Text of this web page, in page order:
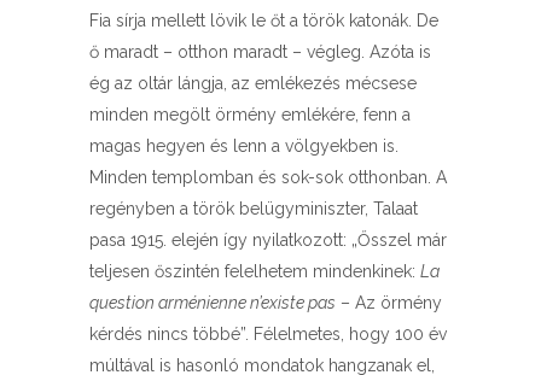
Fia sírja mellett lövik le őt a török katonák. De
ő maradt – otthon maradt – végleg. Azóta is
ég az oltár lángja, az emlékezés mécsese
minden megölt örmény emlékére, fenn a
magas hegyen és lenn a völgyekben is.
Minden templomban és sok-sok otthonban. A
regényben a török belügyminiszter, Talaat
pasa 1915. elején így nyilatkozott: „Ősszel már
teljesen őszintén felelhetem mindenkinek: La
question arménienne n’existe pas – Az örmény
kérdés nincs többé”. Félelmetes, hogy 100 év
múltával is hasonló mondatok hangzanak el,